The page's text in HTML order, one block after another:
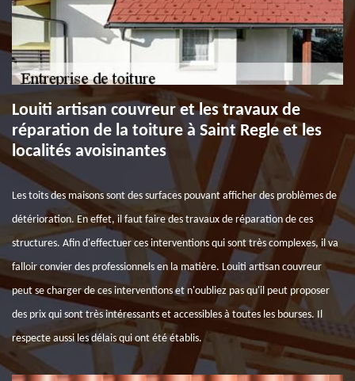
Louiti artisan couvreur et les travaux de
réparation de la toiture à Saint Regle et les
localités avoisinantes
Les toits des maisons sont des surfaces pouvant afficher des problèmes de
détérioration. En effet, il faut faire des travaux de réparation de ces
structures. Afin d'effectuer ces interventions qui sont très complexes, il va
falloir convier des professionnels en la matière. Louiti artisan couvreur
peut se charger de ces interventions et n'oubliez pas qu'il peut proposer
des prix qui sont très intéressants et accessibles à toutes les bourses. Il
respecte aussi les délais qui ont été établis.